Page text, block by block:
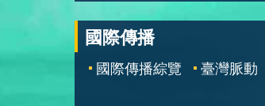
國際傳播
國際傳播綜覽 臺灣脈動